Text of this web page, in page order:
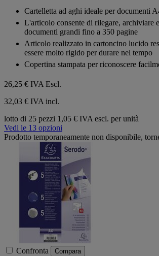
stelle.
Cartelletta ad aghi ideale per documenti
L'articolo consente di rilegare, archiviare
documenti grandi fino a 350 pagine
Articolo realizzato in cartoncino lucido
essere molto rigido per durare nel tempo
Copertina stampata per riconoscere
26,25 € IVA Escl.
32,03 € IVA incl.
lotto di 25 pezzi 1,05 € IVA escl. per unità
Vedi le 13 opzioni
Prodotto temporaneamente non disponibile,
Confronta Compara